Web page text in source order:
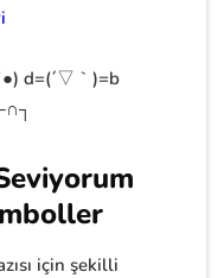
d=(´▽｀)=b
için şekilli